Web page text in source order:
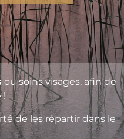
ousoins visages, afin de
!
de les répartir dans le